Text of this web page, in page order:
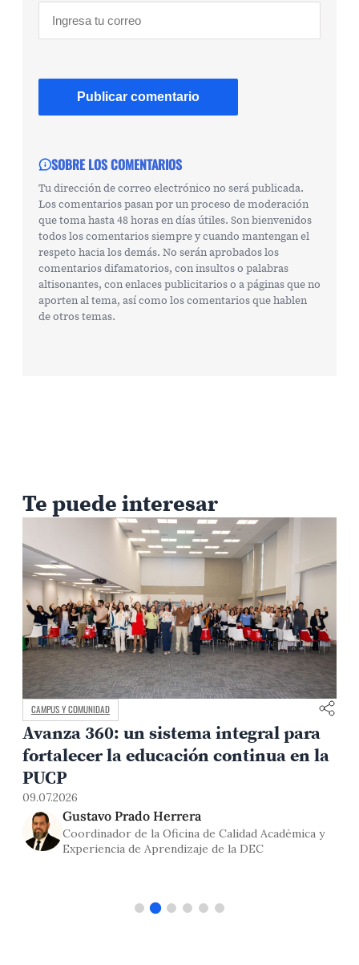
SOBRE LOS COMENTARIOS
Tu dirección de correo electrónico no será publicada.
Los comentarios pasan por un proceso de moderación
que toma hasta 48 horas en días útiles. Son bienvenidos
todos los comentarios siempre y cuando mantengan el
respeto hacia los demás. No serán aprobados los
comentarios difamatorios, con insultos o palabras
altisonantes, con enlaces publicitarios o a páginas que no
aporten al tema, así como los comentarios que hablen
de otros temas.
Te puede interesar
CAMPUS Y COMUNIDAD
Avanza 360: un sistema integral para
fortalecer la educación continua en la
PUCP
09.07.2026
Gustavo Prado Herrera
Coordinador de la Oficina de Calidad Académica y
Experiencia de Aprendizaje de la DEC